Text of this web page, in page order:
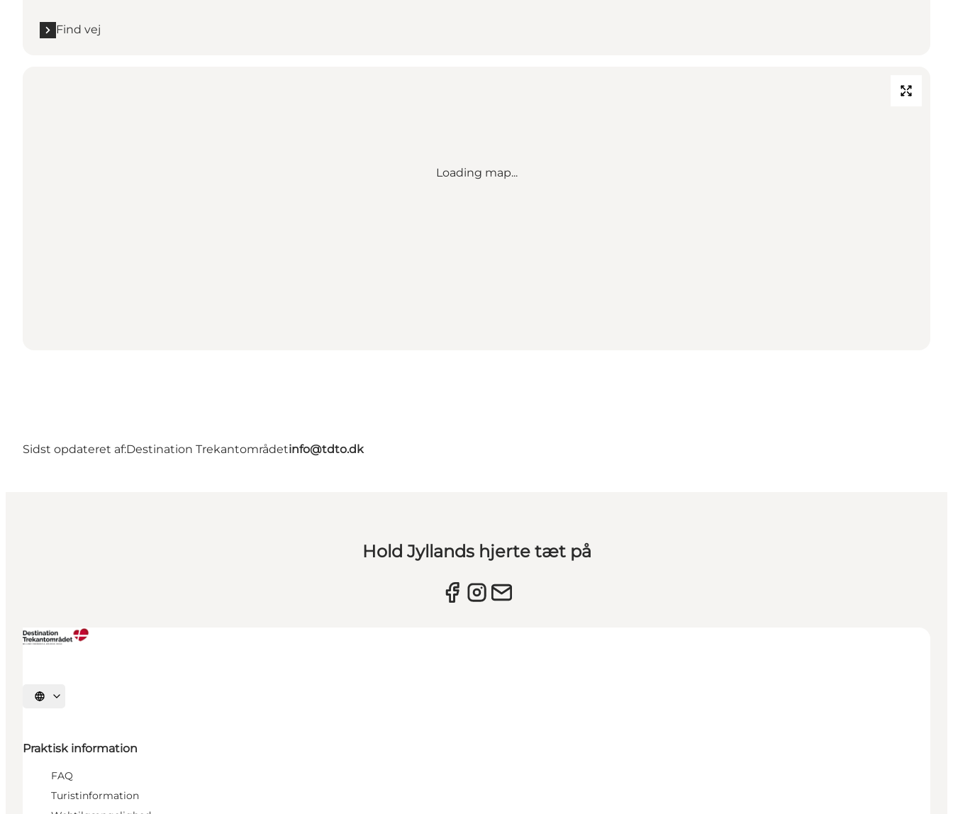
Find vej
Loading map...
Sidst opdateret af:Destination Trekantområdetinfo@tdto.dk
Hold Jyllands hjerte tæt på
Vælg sprog
Praktisk information
FAQ
Turistinformation